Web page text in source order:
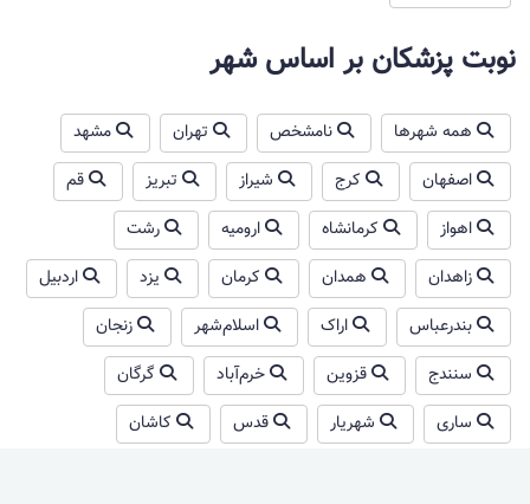
نوبت پزشکان بر اساس شهر
همه شهرها نامشخص تهران
مشهد
اصفهان
کرج شیراز تبریز
قم
اهواز
کرمانشاه ارومیه
رشت
زاهدان
همدان کرمان یزد
اردبیل
بندرعباس
اراک اسلام‌شهر
زنجان
سنندج
قزوین خرم‌آباد
گرگان
ساری
شهریار قدس کاشان